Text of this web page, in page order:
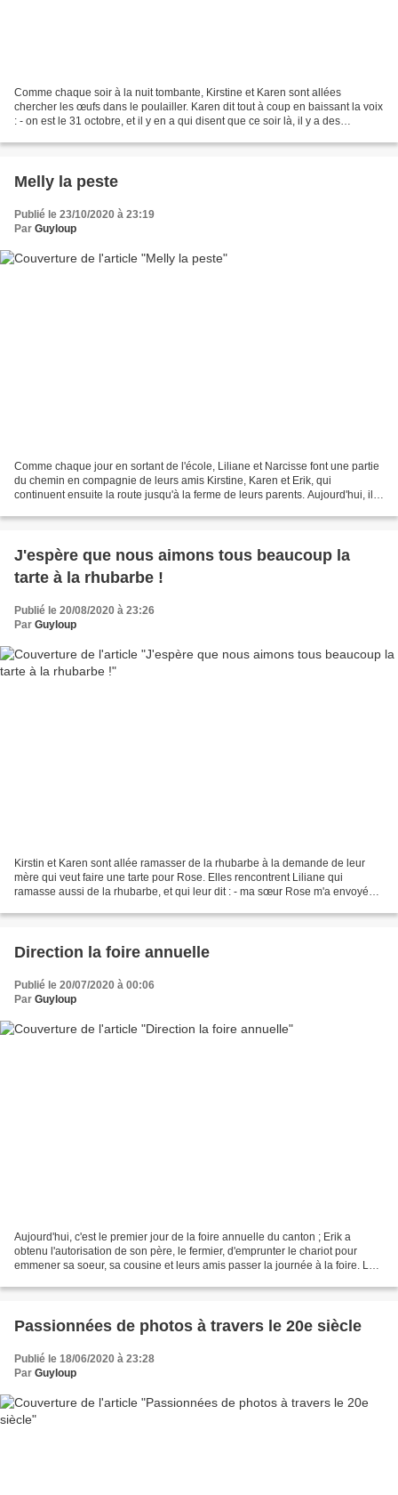
Comme chaque soir à la nuit tombante, Kirstine et Karen sont allées
chercher les œufs dans le poulailler. Karen dit tout à coup en baissant la voix
: - on est le 31 octobre, et il y en a qui disent que ce soir là, il y a des
Melly la peste
Publié le 23/10/2020 à 23:19
Par Guyloup
Comme chaque jour en sortant de l'école, Liliane et Narcisse font une partie
du chemin en compagnie de leurs amis Kirstine, Karen et Erik, qui
continuent ensuite la route jusqu'à la ferme de leurs parents. Aujourd'hui, ils
J'espère que nous aimons tous beaucoup la
tarte à la rhubarbe !
Publié le 20/08/2020 à 23:26
Par Guyloup
Kirstin et Karen sont allée ramasser de la rhubarbe à la demande de leur
mère qui veut faire une tarte pour Rose. Elles rencontrent Liliane qui
ramasse aussi de la rhubarbe, et qui leur dit : - ma sœur Rose m'a envoyé
Direction la foire annuelle
Publié le 20/07/2020 à 00:06
Par Guyloup
Aujourd'hui, c'est le premier jour de la foire annuelle du canton ; Erik a
obtenu l'autorisation de son père, le fermier, d'emprunter le chariot pour
emmener sa soeur, sa cousine et leurs amis passer la journée à la foire. Les
Passionnées de photos à travers le 20e siècle
Publié le 18/06/2020 à 23:28
Par Guyloup